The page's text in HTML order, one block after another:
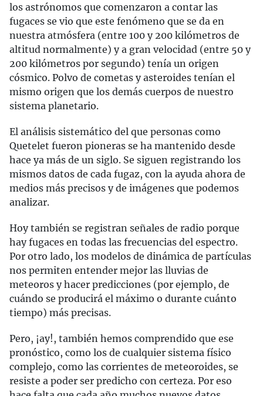
los astrónomos que comenzaron a contar las
fugaces se vio que este fenómeno que se da en
nuestra atmósfera (entre 100 y 200 kilómetros de
altitud normalmente) y a gran velocidad (entre 50 y
200 kilómetros por segundo) tenía un origen
cósmico. Polvo de cometas y asteroides tenían el
mismo origen que los demás cuerpos de nuestro
sistema planetario.
El análisis sistemático del que personas como
Quetelet fueron pioneras se ha mantenido desde
hace ya más de un siglo. Se siguen registrando los
mismos datos de cada fugaz, con la ayuda ahora de
medios más precisos y de imágenes que podemos
analizar.
Hoy también se registran señales de radio porque
hay fugaces en todas las frecuencias del espectro.
Por otro lado, los modelos de dinámica de partículas
nos permiten entender mejor las lluvias de
meteoros y hacer predicciones (por ejemplo, de
cuándo se producirá el máximo o durante cuánto
tiempo) más precisas.
Pero, ¡ay!, también hemos comprendido que ese
pronóstico, como los de cualquier sistema físico
complejo, como las corrientes de meteoroides, se
resiste a poder ser predicho con certeza. Por eso